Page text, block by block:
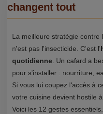
changent tout
La meilleure stratégie contre
n'est pas l'insecticide. C'est l'
quotidienne . Un cafard a
pour s'installer : nourriture,
Si vous lui coupez l'accès à
votre cuisine devient hostile
Voici les 12 gestes essentiels.